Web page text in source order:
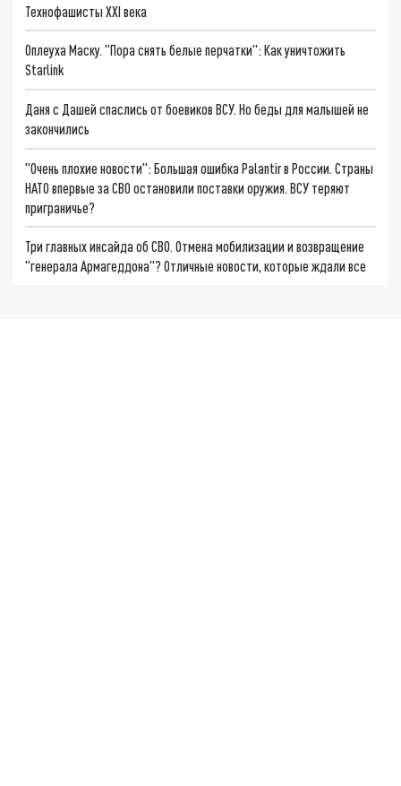
Технофашисты XXI века
Оплеуха Маску. "Пора снять белые перчатки": Как уничтожить
Starlink
Даня с Дашей спаслись от боевиков ВСУ. Но беды для малышей не
закончились
"Очень плохие новости": Большая ошибка Palantir в России. Страны
НАТО впервые за СВО остановили поставки оружия. ВСУ теряют
приграничье?
Три главных инсайда об СВО. Отмена мобилизации и возвращение
"генерала Армагеддона"? Отличные новости, которые ждали все